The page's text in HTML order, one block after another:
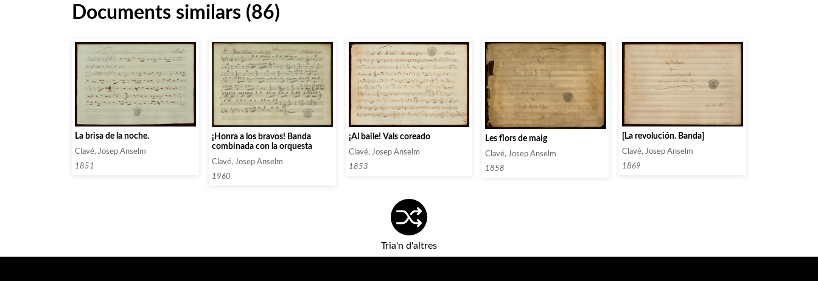
Documents similars (86)
La brisa de la noche.
Clavé, Josep Anselm
1851
¡Honra a los bravos! Banda
combinada con la orquesta
Clavé, Josep Anselm
1960
¡Al baile! Vals coreado
Clavé, Josep Anselm
1853
Les flors de maig
Clavé, Josep Anselm
1858
[La revolución. Banda]
Clavé, Josep Anselm
1869
Tria'n d'altres